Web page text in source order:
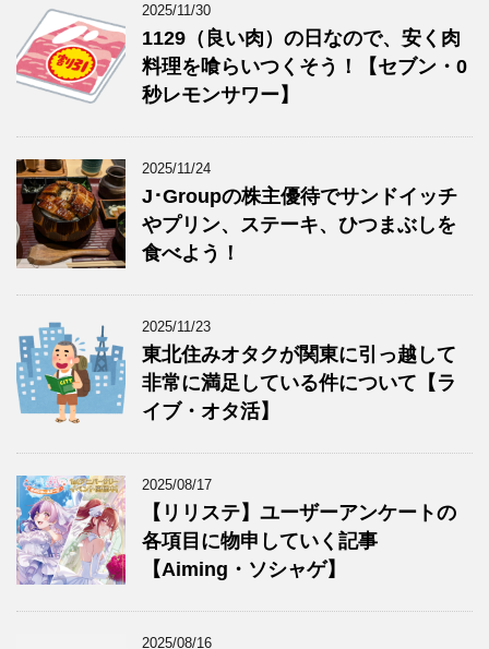
ブ
2025/11/30
1129（良い肉）の日なので、安く肉
料理を喰らいつくそう！【セブン・0
秒レモンサワー】
2025/11/24
J･Groupの株主優待でサンドイッチ
やプリン、ステーキ、ひつまぶしを
食べよう！
2025/11/23
東北住みオタクが関東に引っ越して
非常に満足している件について【ラ
イブ・オタ活】
2025/08/17
【リリステ】ユーザーアンケートの
各項目に物申していく記事
【Aiming・ソシャゲ】
2025/08/16